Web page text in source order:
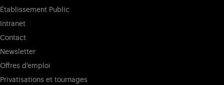
Établissement Public
Intranet
Contact
Newsletter
Offres d'emploi
Privatisations et tournages